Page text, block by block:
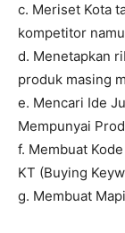
c. Meriset Kota
kompetitor
d. Menetapkan
produk masing
e. Mencari Ide
Mempunyai
f. Membuat
KT (Buying
g. Membuat